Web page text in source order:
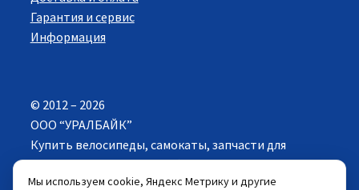
Гарантия и сервис
Информация
© 2012 – 2026
ООО “УРАЛБАЙК”
Купить велосипеды, самокаты, запчасти для
велосипедов в Екатеринбурге. Все права
защищены.
Мы используем cookie, Яндекс Метрику и другие